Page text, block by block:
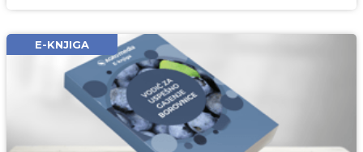
DODAJ KOMENTAR
E-KNJIGA